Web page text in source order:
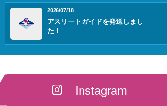
2026/07/18
アスリートガイドを発送しまし
た！
Instagram